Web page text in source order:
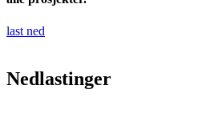
last ned
Nedlastinger